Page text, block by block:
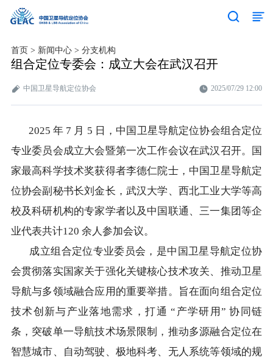
首页 > 新闻中心> 分支机构
组合定位专委会：成立大会在武汉召开
中国卫星导航定位协会 2025/07/29 12:00
2025 年 7 月 5 日，中国卫星导航定位协会组合定位
专业委员会成立大会暨第一次工作会议在武汉召开。国
家最高科学技术奖获得者李德仁院士，中国卫星导航定
位协会副秘书长刘金长，武汉大学、西北工业大学等高
校及科研机构的专家学者以及中国联通、三一集团等企
业代表共计120 余人参加会议。
成立组合定位专业委员会，是中国卫星导航定位协
会贯彻落实国家关于强化关键核心技术攻关、推动卫星
导航与多领域融合应用的重要举措。旨在面向组合定位
技术创新与产业落地需求，打通 “产学研用” 协同链
条，突破单一导航技术场景限制，推动多源融合定位在
智慧城市、自动驾驶、极地科考、无人系统等领域的规